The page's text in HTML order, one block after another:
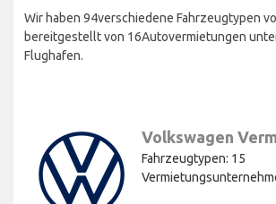
Wir haben 94verschiedene Fahrzeugtypen
bereitgestellt von 16Autovermietungen
Flughafen.
Volkswagen
Fahrzeugtypen: 15